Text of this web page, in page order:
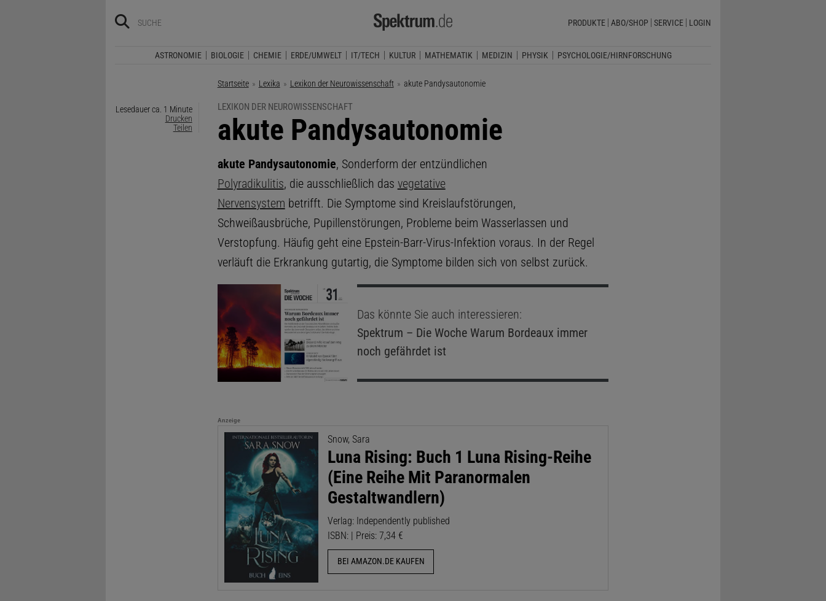
PRODUKTE ABO/SHOP SERVICE LOGIN
ASTRONOMIE BIOLOGIE CHEMIE ERDE/UMWELT IT/TECH KULTUR MATHEMATIK MEDIZIN PHYSIK PSYCHOLOGIE/HIRNFORSCHUNG
Startseite Lexika Lexikon der Neurowissenschaft Aktuelle Seite:
akute Pandysautonomie
Lesedauer ca. 1 Minute
Drucken
Teilen
LEXIKON DER NEUROWISSENSCHAFT
:
akute Pandysautonomie
akute Pandysautonomie, Sonderform der entzündlichen
Polyradikulitis, die ausschließlich das vegetative
Nervensystem betrifft. Die Symptome sind Kreislaufstörungen,
Schweißausbrüche, Pupillenstörungen, Probleme beim Wasserlassen und
Verstopfung. Häufig geht eine Epstein-Barr-Virus-Infektion voraus. In der Regel
verläuft die Erkrankung gutartig, die Symptome bilden sich von selbst zurück.
Das könnte Sie auch interessieren:
Spektrum – Die WocheWarum Bordeaux immer
noch gefährdet ist
Anzeige
Snow, Sara
Luna Rising: Buch 1 Luna Rising-Reihe
(Eine Reihe Mit Paranormalen
Gestaltwandlern)
Verlag: Independently published
ISBN: | Preis: 7,34 €
BEI AMAZON.DE KAUFEN